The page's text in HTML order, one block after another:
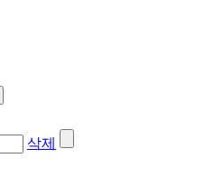
삭제